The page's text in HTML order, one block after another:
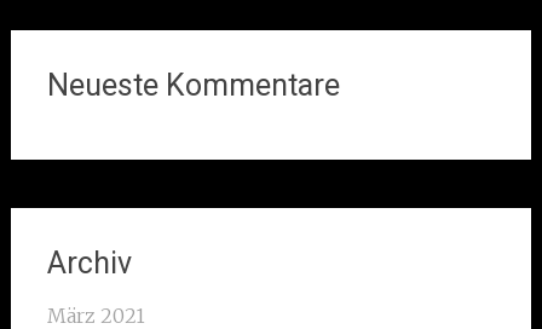
Neueste Kommentare
Archiv
März 2021